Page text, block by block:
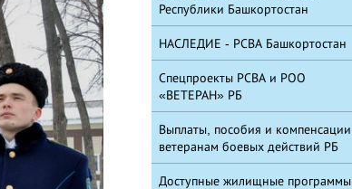
Республики Башкортостан
НАСЛЕДИЕ - РСВА Башкортостан
Спецпроекты РСВА и РОО
«ВЕТЕРАН» РБ
Выплаты, пособия и компенсации
ветеранам боевых действий РБ
Доступные жилищные программы